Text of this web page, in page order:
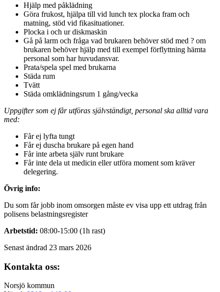
Hjälp med påklädning
Göra frukost, hjälpa till vid lunch tex plocka fram och
matning, stöd vid fikasituationer.
Plocka i och ur diskmaskin
Gå på larm och fråga vad brukaren behöver stöd med ? om
brukaren behöver hjälp med till exempel förflyttning hämta
personal som har huvudansvar.
Prata/spela spel med brukarna
Städa rum
Tvätt
Städa omklädningsrum 1 gång/vecka
Uppgifter som ej får utföras självständigt, personal ska alltid vara
med:
Får ej lyfta tungt
Får ej duscha brukare på egen hand
Får inte arbeta själv runt brukare
Får inte dela ut medicin eller utföra moment som kräver
delegering.
Övrig info:
Du som får jobb inom omsorgen måste ev visa upp ett utdrag från
polisens belastningsregister
Arbetstid: 08:00-15:00 (1h rast)
Senast ändrad 23 mars 2026
Kontakta oss:
Norsjö kommun